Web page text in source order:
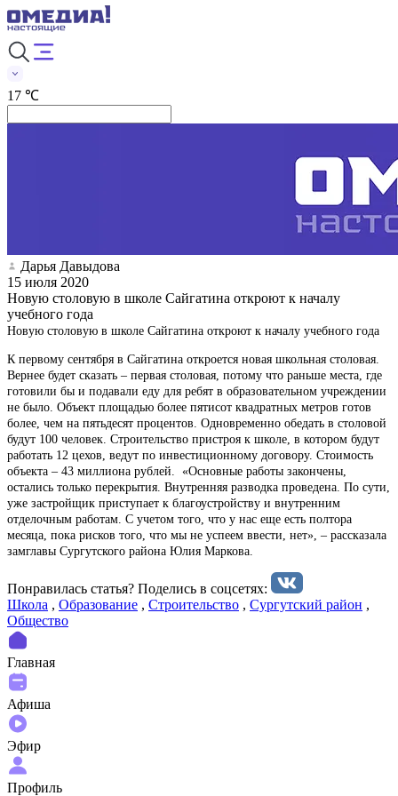
17 ℃
Дарья Давыдова
15 июля 2020
Новую столовую в школе Сайгатина откроют к началу
учебного года
Новую столовую в школе Сайгатина откроют к началу учебного года
К первому сентября в Сайгатина откроется новая школьная столовая.
Вернее будет сказать – первая столовая, потому что раньше места, где
готовили бы и подавали еду для ребят в образовательном учреждении
не было. Объект площадью более пятисот квадратных метров готов
более, чем на пятьдесят процентов. Одновременно обедать в столовой
будут 100 человек. Строительство пристроя к школе, в котором будут
работать 12 цехов, ведут по инвестиционному договору. Стоимость
объекта – 43 миллиона рублей. «Основные работы закончены,
остались только перекрытия. Внутренняя разводка проведена. По сути,
уже застройщик приступает к благоустройству и внутренним
отделочным работам. С учетом того, что у нас еще есть полтора
месяца, пока рисков того, что мы не успеем ввести, нет», – рассказала
замглавы Сургутского района Юлия Маркова.
Понравилась статья? Поделиcь в соцсетях:
Школа , Образование , Строительство , Сургутский район ,
Общество
Главная
Афиша
Эфир
Профиль